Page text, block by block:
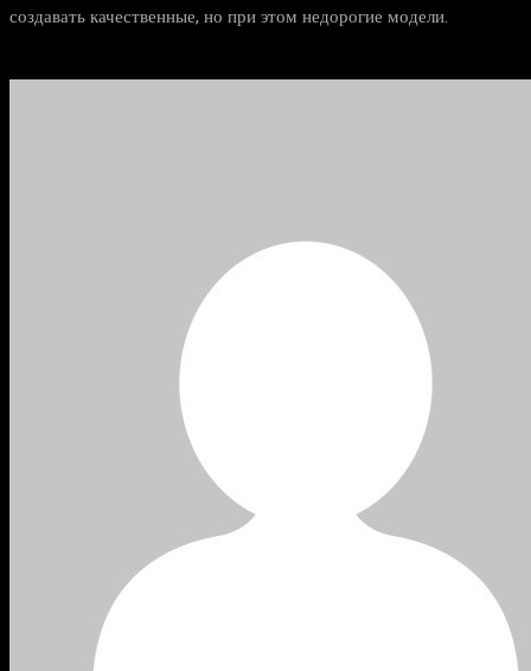
создавать качественные, но при этом недорогие модели.